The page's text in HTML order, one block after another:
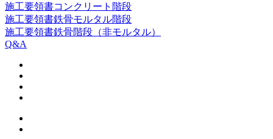
施工要領書コンクリート階段
施工要領書鉄骨モルタル階段
施工要領書鉄骨階段（非モルタル）
Q&A